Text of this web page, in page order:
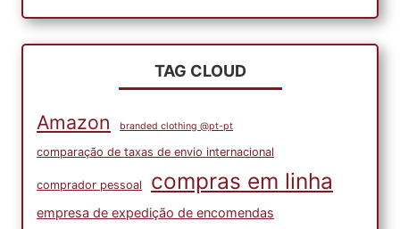
TAG CLOUD
Amazon branded clothing @pt-pt
comparação de taxas de envio internacional
comprador pessoal compras em linha
empresa de expedição de encomendas